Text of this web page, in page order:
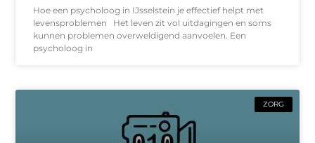
Hoe een psycholoog in IJsselstein je effectief helpt met
levensproblemen Het leven zit vol uitdagingen en soms
kunnen problemen overweldigend aanvoelen. Een
psycholoog in
ZORG